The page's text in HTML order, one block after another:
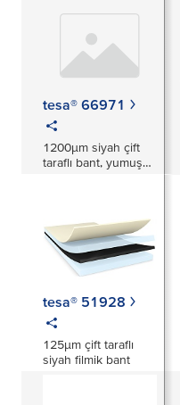
tesa® 66971
1200µm siyah çift
taraflı bant, yumuşak
tesa® 51928
125µm çift taraflı
siyah filmik bant